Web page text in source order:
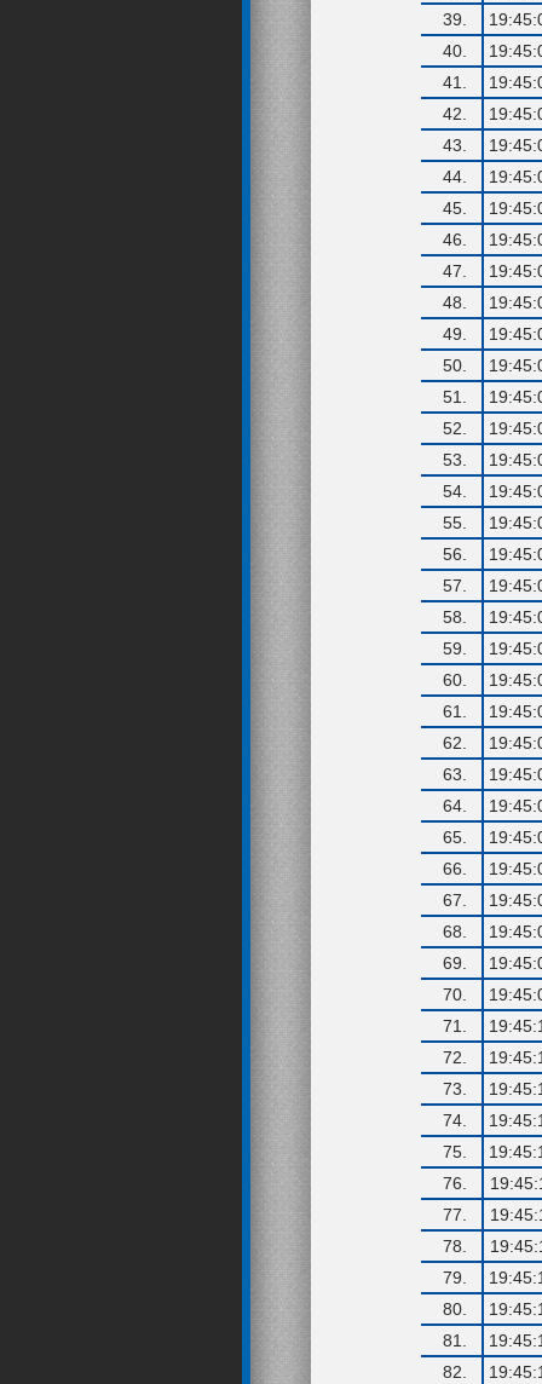
39.
40.
41.
42.
43.
44.
45.
46.
47.
48.
49.
50.
51.
52.
53.
54.
55.
56.
57.
58.
59.
60.
61.
62.
63.
64.
65.
66.
67.
68.
69.
70.
71.
72.
73.
74.
75.
76.
77.
78.
79.
80.
81.
82.